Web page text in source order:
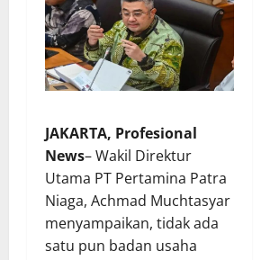
JAKARTA, Profesional
News– Wakil Direktur
Utama PT Pertamina Patra
Niaga, Achmad Muchtasyar
menyampaikan, tidak ada
satu pun badan usaha